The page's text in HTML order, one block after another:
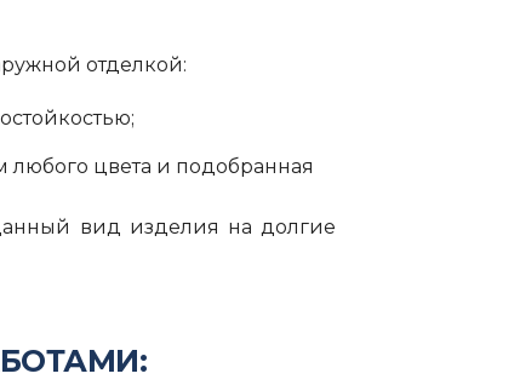
отделкой:
цвета и подобранная
вид изделия на долгие